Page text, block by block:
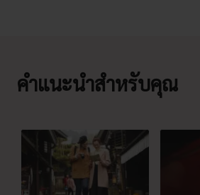
คำแนะนำสำหรับคุณ